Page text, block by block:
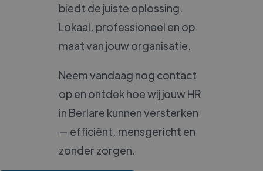
biedt de juiste oplossing.
Lokaal, professioneel en op
maat van jouw organisatie.
Neem vandaag nog contact
op en ontdek hoe wij jouw HR
in Berlare kunnen versterken
— efficiënt, mensgericht en
zonder zorgen.